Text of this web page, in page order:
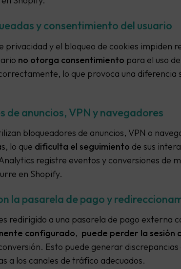
y consentimiento del usuario
privacidad y el bloqueo de cookies impiden
no otorga consentimiento para el uso
lo que provoca una diferencia
de anuncios, VPN y navegadores
bloqueadores de anuncios, VPN o
lo que dificulta el seguimiento de sus
registre eventos y conversiones de
en Shopify.
la pasarela de pago y
redirigido a una pasarela de pago externa
configurado, puede perder la sesión
Esto puede generar
a los canales de tráfico adecuados.